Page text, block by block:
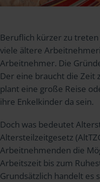
Beruflich kürzer zu treten
viele ältere
Arbeitnehmer. Die
Der eine braucht die Zeit
plant eine große Reise
ihre Enkelkinder da sein.
Doch was bedeutet
Altersteilzeitgesetz
Arbeitnehmenden die
Arbeitszeit bis zum
Grundsätzlich handelt es